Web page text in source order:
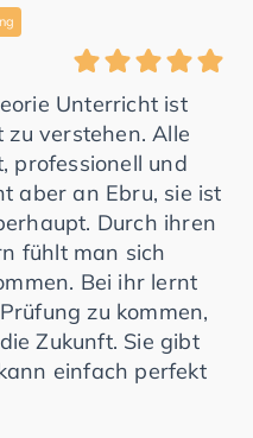
Unterricht ist
verstehen. Alle
professionell und
aber an Ebru, sie ist
Durch ihren
fühlt man sich
Bei ihr lernt
zu kommen,
Zukunft. Sie gibt
einfach perfekt